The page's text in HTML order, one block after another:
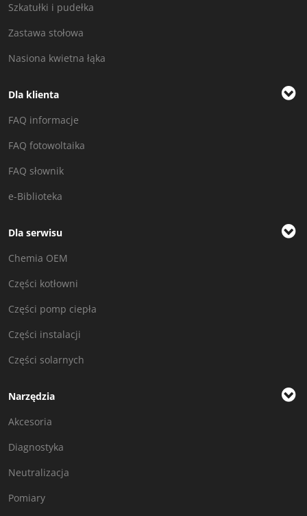
Szkatułki i pudełka
Zastawa stołowa
Nasiona kwietna łąka
Dla klienta
FAQ informacje
FAQ fotowoltaika
FAQ słownik
e-Biblioteka
Dla serwisu
Chemia OEM
Części kotłowni
Części pomp ciepła
Części instalacji
Części solarnych
Narzędzia
Akcesoria
Diagnostyka
Neutralizacja
Pomiary